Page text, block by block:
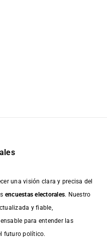
una visión clara y precisa del
encuestas electorales. Nuestro
y fiable,
para entender las
futuro político.